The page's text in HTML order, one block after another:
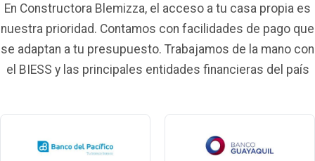
En Constructora Blemizza, el acceso a tu casa propia es
nuestra prioridad. Contamos con facilidades de pago que
se adaptan a tu presupuesto. Trabajamos de la mano con
el BIESS y las principales entidades financieras del país